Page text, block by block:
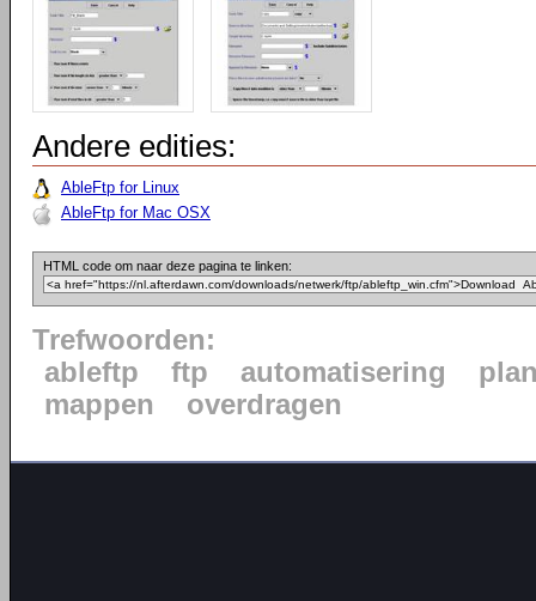
Andere edities:
AbleFtp for Linux
AbleFtp for Mac OSX
HTML code om naar deze pagina te linken:
Trefwoorden:
ableftp
ftp automatisering
mappen
overdragen